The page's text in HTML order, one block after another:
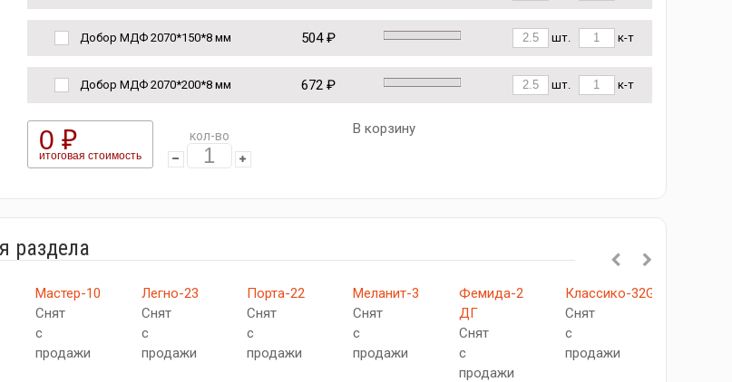
Добор МДФ 2070*150*8 мм 504 ₽ шт. к-т
Добор МДФ 2070*200*8 мм 672 ₽ шт. к-т
0 ₽
итоговая стоимость
кол-во В корзину
раздела
Мастер-10
Снят
с
продажи
Легно-23
Снят
с
продажи
Порта-22
Снят
с
продажи
Меланит-3
Снят
с
продажи
Фемида-2
ДГ
Снят
с
продажи
Классико-32G...
Снят
с
продажи